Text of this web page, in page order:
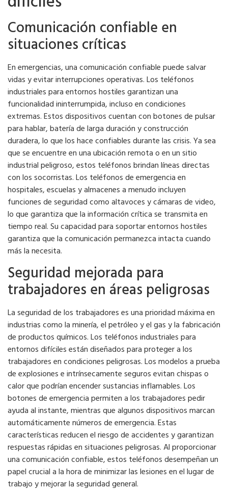
Comunicación confiable en
situaciones críticas
En emergencias, una comunicación confiable puede salvar
vidas y evitar interrupciones operativas. Los teléfonos
industriales para entornos hostiles garantizan una
funcionalidad ininterrumpida, incluso en condiciones
extremas. Estos dispositivos cuentan con botones de pulsar
para hablar, batería de larga duración y construcción
duradera, lo que los hace confiables durante las crisis. Ya sea
que se encuentre en una ubicación remota o en un sitio
industrial peligroso, estos teléfonos brindan líneas directas
con los socorristas. Los teléfonos de emergencia en
hospitales, escuelas y almacenes a menudo incluyen
funciones de seguridad como altavoces y cámaras de video,
lo que garantiza que la información crítica se transmita en
tiempo real. Su capacidad para soportar entornos hostiles
garantiza que la comunicación permanezca intacta cuando
más la necesita.
Seguridad mejorada para
trabajadores en áreas peligrosas
La seguridad de los trabajadores es una prioridad máxima en
industrias como la minería, el petróleo y el gas y la fabricación
de productos químicos. Los teléfonos industriales para
entornos difíciles están diseñados para proteger a los
trabajadores en condiciones peligrosas. Los modelos a prueba
de explosiones e intrínsecamente seguros evitan chispas o
calor que podrían encender sustancias inflamables. Los
botones de emergencia permiten a los trabajadores pedir
ayuda al instante, mientras que algunos dispositivos marcan
automáticamente números de emergencia. Estas
características reducen el riesgo de accidentes y garantizan
respuestas rápidas en situaciones peligrosas. Al proporcionar
una comunicación confiable, estos teléfonos desempeñan un
papel crucial a la hora de minimizar las lesiones en el lugar de
trabajo y mejorar la seguridad general.